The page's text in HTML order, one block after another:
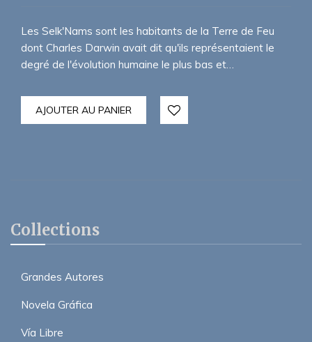
Collections
Grandes Autores
Novela Gráfica
Vía Libre
Les Selk'Nams sont les habitants de la Terre de Feu
dont Charles Darwin avait dit qu'ils représentaient le
degré de l'évolution humaine le plus bas et…
AJOUTER AU PANIER